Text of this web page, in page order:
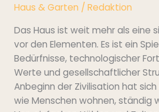
Haus & Garten / Redaktion
Das Haus ist weit mehr als eine
vor den Elementen. Es ist ein
Bedürfnisse, technologischer
Werte und gesellschaftlicher
Anbeginn der Zivilisation hat
wie Menschen wohnen, ständig